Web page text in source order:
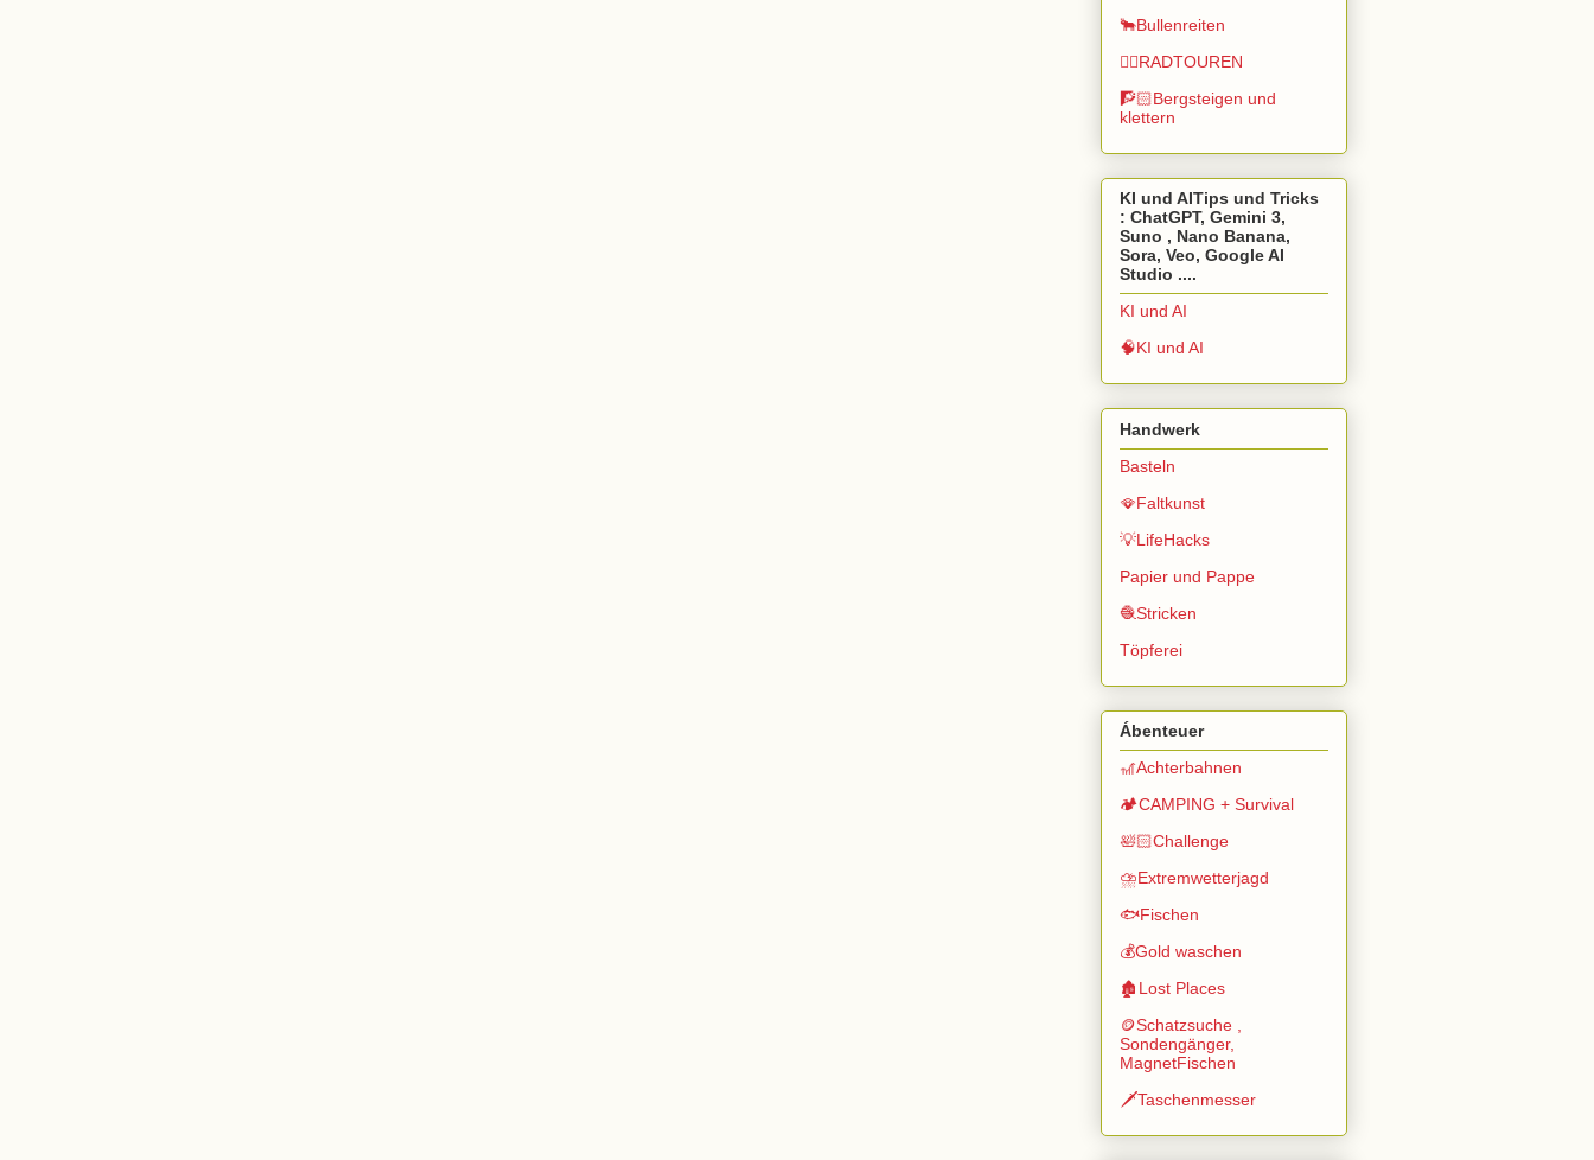
🐂Bullenreiten
🚴‍♂️RADTOUREN
🧗🏻Bergsteigen und
klettern
KI und AITips und Tricks
: ChatGPT, Gemini 3,
Suno , Nano Banana,
Sora, Veo, Google AI
Studio ....
KI und AI
🧠KI und AI
Handwerk
Basteln
🪭Faltkunst
💡LifeHacks
Papier und Pappe
🧶Stricken
Töpferei
Ábenteuer
🎢Achterbahnen
🏕️CAMPING + Survival
🛀🏻Challenge
⛈️Extremwetterjagd
🐟Fischen
💰Gold waschen
🏚️Lost Places
🪙Schatzsuche ,
Sondengänger,
MagnetFischen
🗡️Taschenmesser